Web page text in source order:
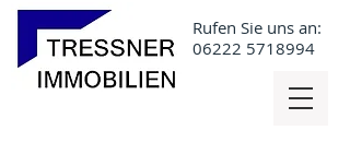
Rufen Sie uns an:
06222 5718994